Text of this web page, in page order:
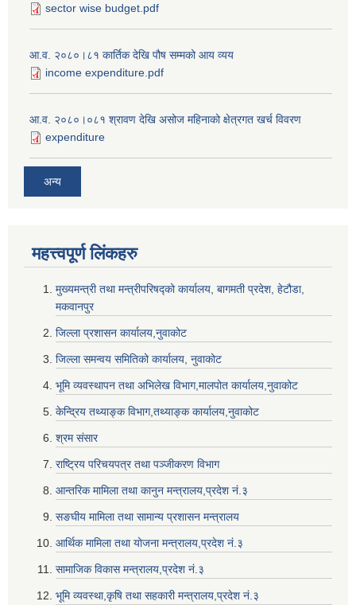
sector wise budget.pdf
आ.व. २०८०।८१ कार्तिक देखि पौष सम्मको आय व्यय
income expenditure.pdf
आ.व. २०८०।०८१ श्रावण देखि असोज महिनाको क्षेत्रगत खर्च विवरण
expenditure
अन्य
महत्त्वपूर्ण लि‌ंकहरु
मुख्यमन्त्री तथा मन्त्रीपरिषद्को कार्यालय, बागमती प्रदेश, हेटौडा,
मकवानपुर
जिल्ला प्रशासन कार्यालय,नुवाकोट
जिल्ला समन्वय समितिको कार्यालय, नुवाकोट
भूमि व्यवस्थापन तथा अभिलेख विभाग,मालपोत कार्यालय,नुवाकोट
केन्द्रिय तथ्याङ्क विभाग,तथ्याङ्क कार्यालय,नुवाकोट
श्रम संसार
राष्ट्रिय परिचयपत्र तथा पञ्जीकरण विभाग
आन्तरिक मामिला तथा कानुन मन्त्रालय,प्रदेश नं‌‍‌‍.३
सङघीय मामिला तथा सामान्य प्रशासन मन्त्रालय
आर्थिक मामिला तथा योजना मन्त्रालय,प्रदेश नं‌‍‌‍.३
सामाजिक विकास मन्त्रालय,प्रदेश नं‌‍‌‍.३
भूमि व्यवस्था,कृषि तथा सहकारी मन्त्रालय,प्रदेश नं‌‍‌‍.३